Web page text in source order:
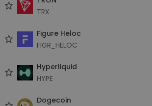
TRX
Figure Heloc
FIGR_HELOC
Hyperliquid
HYPE
Dogecoin